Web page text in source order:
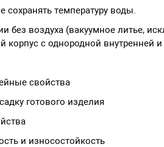
температуру воды.
без воздуха (вакуумное литье,
корпус с однородной
свойства
готового изделия
и износостойкость